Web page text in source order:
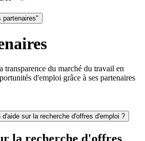
partenaires"
transparence du marché du travail en
d'emploi grâce à ses partenaires
sur la recherche d'offres d'emploi ?